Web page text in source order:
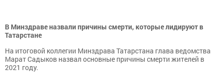
В Минздраве назвали причины смерти, которые лидируют в
Татарстане
На итоговой коллегии Минздрава Татарстана глава ведомства
Марат Садыков назвал основные причины смерти жителей в
2021 году.